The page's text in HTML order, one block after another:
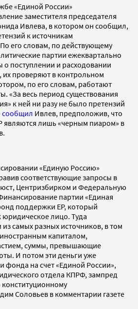
«Единой России»
заместителя председателя
Ивлева, в котором он сообщил,
к источникам
его словам, по действующему
партии ежеквартально
о поступлении и расходовании
их проверяют в контрольном
по его словам, работают
«За весь период существования
к ней ни разу не было претензий
сообщил Ивлев, предположив, что
являются лишь «черным пиаром» в
«Единую Россию»
соответствующие запросы в
Центризбирком и Федеральную
партии «Единая
поддержки ЕР, который
юридическое лицо. Туда
самых разных источников, в том
капиталом,
суммы, превышающие
И потом эти деньги уже
фонда на счет «Единой России»,
отдела КПРФ, зампред
Соловьев в комментарии газете